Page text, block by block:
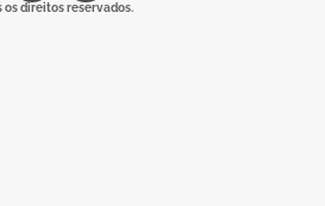
os direitos reservados.